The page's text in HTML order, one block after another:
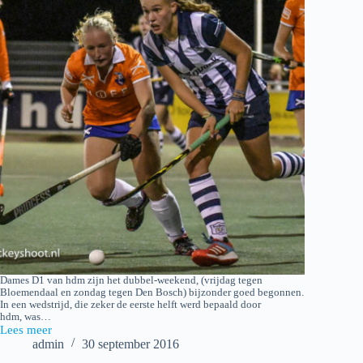
Dames D1 van hdm zijn het dubbel-weekend, (vrijdag tegen
Bloemendaal en zondag tegen Den Bosch) bijzonder goed begonnen.
In een wedstrijd, die zeker de eerste helft werd bepaald door
hdm, was…
Lees meer
2016-
admin 30 september 2016